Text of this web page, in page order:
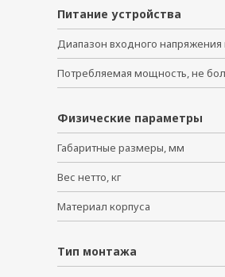
Питание устройства
Диапазон входного напряжения
Потребляемая мощность, не
Физические параметры
Габаритные размеры, мм
Вес нетто, кг
Материал корпуса
Тип монтажа